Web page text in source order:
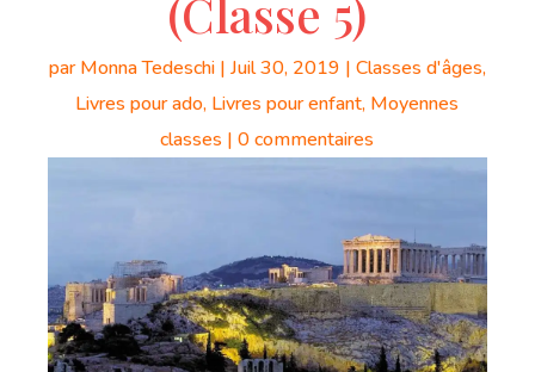
(Classe 5)
parMonna Tedeschi| Juil 30, 2019 | Classes d'âges,
Livres pour ado, Livres pour enfant, Moyennes
classes |0 commentaires